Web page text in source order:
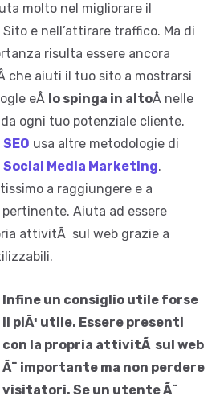
molto nel migliorare il
e nell’attirare traffico. Ma di
risulta essere ancora
che aiuti il tuo sito a mostrarsi
eÂ lo spinga in altoÂ nelle
ogni tuo potenziale cliente.
SEO usa altre metodologie di
Social Media Marketing.
a raggiungere e a
Aiuta ad essere
attivitÃ sul web grazie a
Infine un consiglio utile forse
il piÃ¹ utile. Essere presenti
con la propria attivitÃ sul web
Ã¨ importante ma non perdere
visitatori. Se un utente Ã¨